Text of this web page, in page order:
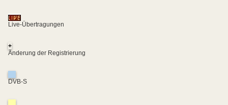
Live-Übertragungen
+
Änderung der Registrierung
DVB-S